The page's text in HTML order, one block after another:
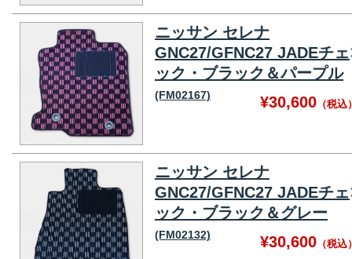
ニッサン セレナ
GNC27/GFNC27 JADEチェ
ック・ブラック＆パープル
(FM02167) ¥30,600 （税込
ニッサン セレナ
GNC27/GFNC27 JADEチェ
ック・ブラック＆グレー
(FM02132) ¥30,600 （税込